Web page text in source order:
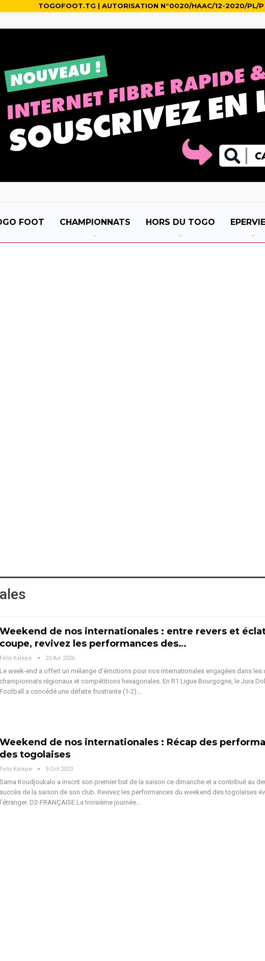
TOGOFOOT.TG | AUTORISATION N°0020/HAAC/12-2020/PL/P
FOOT CHAMPIONNATS HORS DU TOGO
Weekend de nos internationales : entre revers et
coupe, revivez les performances des…
Felix Kalepe 23 Avr 2026
Le week-end a offert un mélange d’émotions pour nos internationales engagées dans
championnats régionaux et compétitions hexagonales. En R1 Ligue Bourgogne, le Jura
Football a concédé une défaite frustrante (1-2)
Weekend de nos internationales : Récap des
des togolaises
Felix Kalepe 9 Oct 2023
Sama Koudjoukalo a inscrit son premier but de la saison ce dimanche et a contribué au
succès de la saison de son club. Revivez les performances du weekend des togolaises
l'étranger. D2-FRANÇAISE La troisième journée…